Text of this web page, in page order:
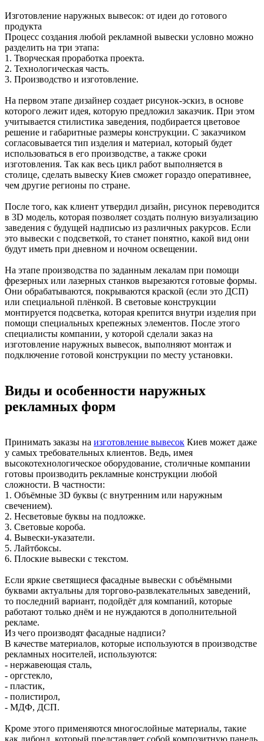
Изготовление наружных вывесок: от идеи до готового
продукта
Процесс создания любой рекламной вывески условно можно
разделить на три этапа:
1. Творческая проработка проекта.
2. Технологическая часть.
3. Производство и изготовление.
На первом этапе дизайнер создает рисунок-эскиз, в основе
которого лежит идея, которую предложил заказчик. При этом
учитывается стилистика заведения, подбирается цветовое
решение и габаритные размеры конструкции. С заказчиком
согласовывается тип изделия и материал, который будет
использоваться в его производстве, а также сроки
изготовления. Так как весь цикл работ выполняется в
столице, сделать вывеску Киев сможет гораздо оперативнее,
чем другие регионы по стране.
После того, как клиент утвердил дизайн, рисунок переводится
в 3D модель, которая позволяет создать полную визуализацию
заведения с будущей надписью из различных ракурсов. Если
это вывески с подсветкой, то станет понятно, какой вид они
будут иметь при дневном и ночном освещении.
На этапе производства по заданным лекалам при помощи
фрезерных или лазерных станков вырезаются готовые формы.
Они обрабатываются, покрываются краской (если это ДСП)
или специальной плёнкой. В световые конструкции
монтируется подсветка, которая крепится внутри изделия при
помощи специальных крепежных элементов. После этого
специалисты компании, у которой сделали заказ на
изготовление наружных вывесок, выполняют монтаж и
подключение готовой конструкции по месту установки.
Виды и особенности наружных
рекламных форм
Принимать заказы на изготовление вывесок Киев может даже
у самых требовательных клиентов. Ведь, имея
высокотехнологическое оборудование, столичные компании
готовы производить рекламные конструкции любой
сложности. В частности:
1. Объёмные 3D буквы (с внутренним или наружным
свечением).
2. Несветовые буквы на подложке.
3. Световые короба.
4. Вывески-указатели.
5. Лайтбоксы.
6. Плоские вывески с текстом.
Если яркие светящиеся фасадные вывески с объёмными
буквами актуальны для торгово-развлекательных заведений,
то последний вариант, подойдёт для компаний, которые
работают только днём и не нуждаются в дополнительной
рекламе.
Из чего производят фасадные надписи?
В качестве материалов, которые используются в производстве
рекламных носителей, используются:
- нержавеющая сталь,
- оргстекло,
- пластик,
- полистирол,
- МДФ, ДСП.
Кроме этого применяются многослойные материалы, такие
как дибонд, который представляет собой композитную панель